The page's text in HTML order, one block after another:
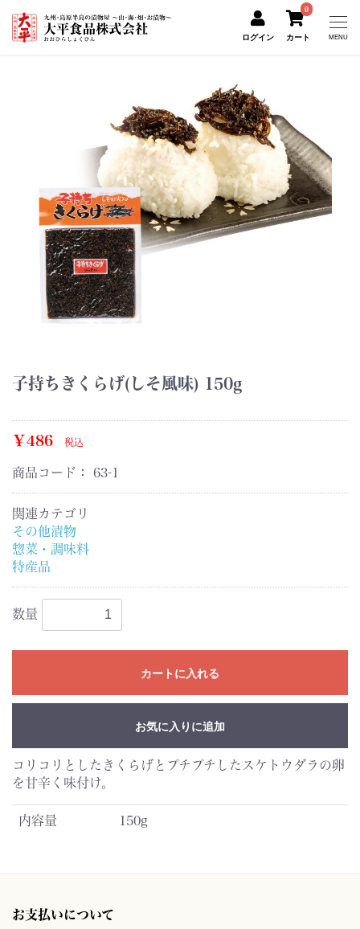
ログイン
0
カート MENU
子持ちきくらげ(しそ風味) 150g
￥486 税込
商品コード： 63-1
関連カテゴリ
その他漬物
惣菜・調味料
特産品
数量
カートに入れる
お気に入りに追加
コリコリとしたきくらげとプチプチしたスケトウダラの卵
を甘辛く味付け。
内容量 150g
お支払いについて